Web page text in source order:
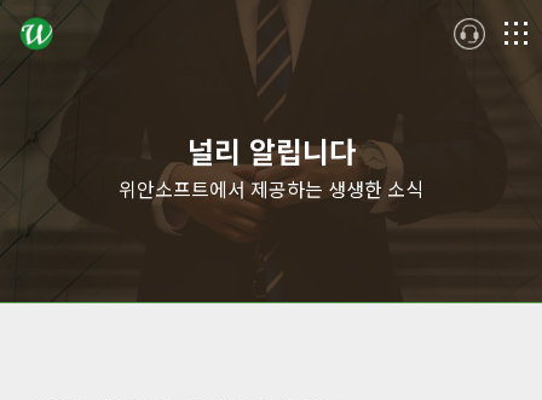
logo
널리 알립니다
위안소프트에서 제공하는 생생한 소식